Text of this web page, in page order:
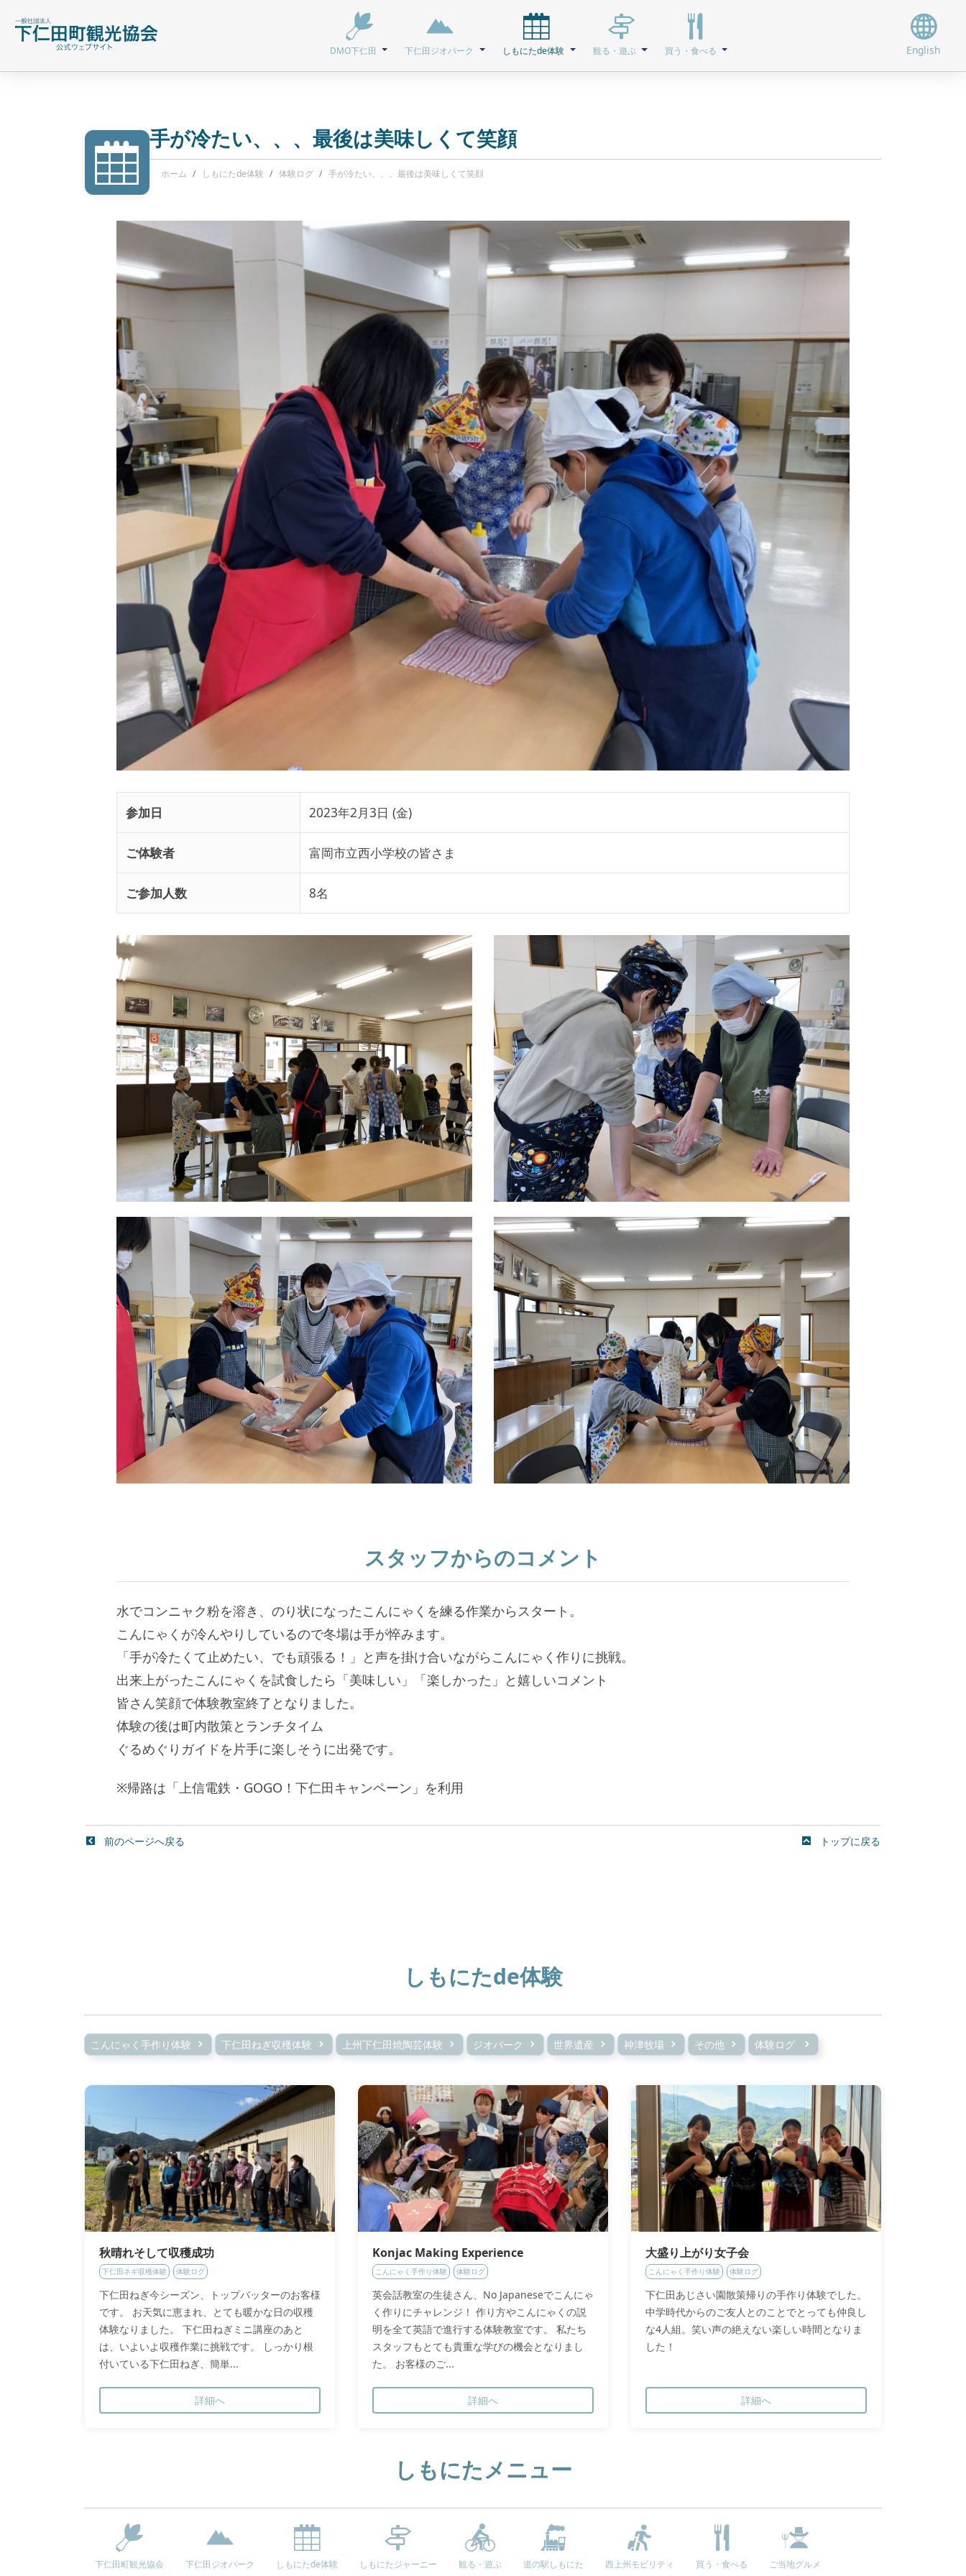
DMO下仁田 下仁田ジオパーク しもにたde体験 観る・遊ぶ 買う・食べる English
手が冷たい、、、最後は美味しくて笑顔
ホーム しもにたde体験 体験ログ 手が冷たい、、、最後は美味しくて笑顔
参加日 2023年2月3日 (金)
ご体験者 富岡市立西小学校の皆さま
ご参加人数 8名
スタッフからのコメント
水でコンニャク粉を溶き、のり状になったこんにゃくを練る作業からスタート。
こんにゃくが冷んやりしているので冬場は手が悴みます。
「手が冷たくて止めたい、でも頑張る！」と声を掛け合いながらこんにゃく作りに挑戦。
出来上がったこんにゃくを試食したら「美味しい」「楽しかった」と嬉しいコメント
皆さん笑顔で体験教室終了となりました。
体験の後は町内散策とランチタイム
ぐるめぐりガイドを片手に楽しそうに出発です。
※帰路は「上信電鉄・GOGO！下仁田キャンペーン」を利用
前のページへ戻る トップに戻る
しもにたde体験
こんにゃく手作り体験 下仁田ねぎ収穫体験 上州下仁田焼陶芸体験 ジオパーク 世界遺産 神津牧場 その他 体験ログ
秋晴れそして収穫成功
下仁田ネギ収穫体験 体験ログ
下仁田ねぎ今シーズン、トップバッターのお客様
です。 お天気に恵まれ、とても暖かな日の収穫
体験なりました。 下仁田ねぎミニ講座のあと
は、いよいよ収穫作業に挑戦です。 しっかり根
付いている下仁田ねぎ、簡単...
詳細へ
Konjac Making Experience
こんにゃく手作り体験 体験ログ
英会話教室の生徒さん、No Japaneseでこんにゃ
く作りにチャレンジ！ 作り方やこんにゃくの説
明を全て英語で進行する体験教室です。 私たち
スタッフもとても貴重な学びの機会となりまし
た。 お客様のご...
詳細へ
大盛り上がり女子会
こんにゃく手作り体験 体験ログ
下仁田あじさい園散策帰りの手作り体験でした。
中学時代からのご友人とのことでとっても仲良し
な4人組。笑い声の絶えない楽しい時間となりま
した！
詳細へ
しもにたメニュー
下仁田町観光協会 下仁田ジオパーク しもにたde体験 しもにたジャーニー 観る・遊ぶ 道の駅しもにた 西上州モビリティ 買う・食べる ご当地グルメ